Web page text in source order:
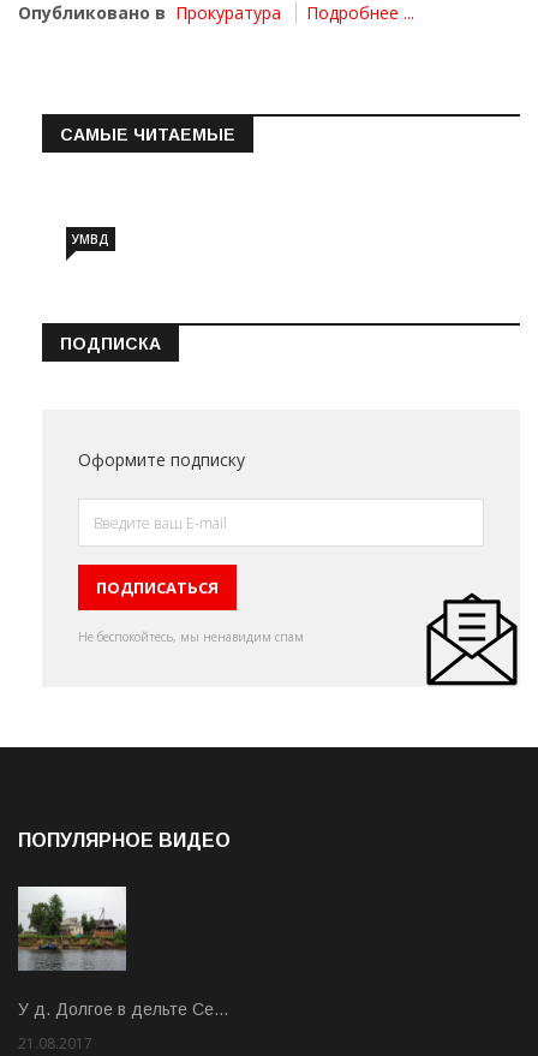
Опубликовано в Прокуратура Подробнее ...
САМЫЕ ЧИТАЕМЫЕ
УМВД
ПОДПИСКА
Оформите подписку
Не беспокойтесь, мы ненавидим спам
ПОПУЛЯРНОЕ ВИДЕО
У д. Долгое в дельте Се…
21.08.2017